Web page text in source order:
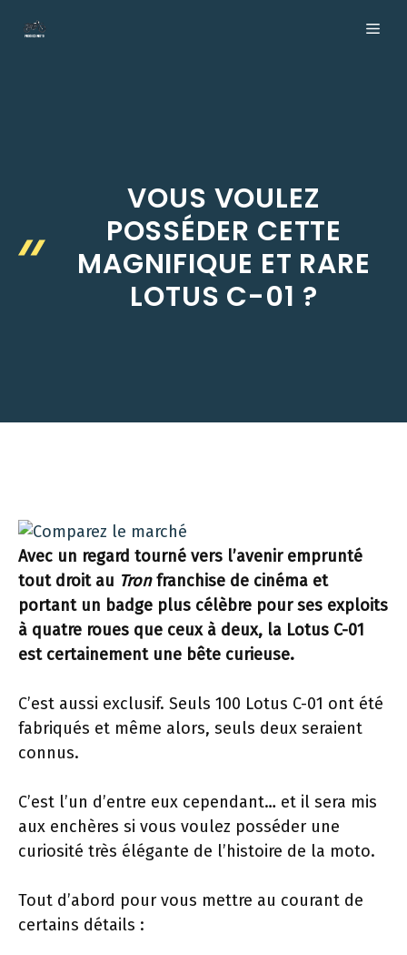
VOUS VOULEZ
POSSÉDER CETTE
MAGNIFIQUE ET RARE
LOTUS C-01 ?
Avec un regard tourné vers l’avenir emprunté
tout droit au Tronfranchise de cinéma et
portant un badge plus célèbre pour ses exploits
à quatre roues que ceux à deux, la Lotus C-01
est certainement une bête curieuse.
C’est aussi exclusif. Seuls 100 Lotus C-01 ont été
fabriqués et même alors, seuls deux seraient
connus.
C’est l’un d’entre eux cependant… et il sera mis
aux enchères si vous voulez posséder une
curiosité très élégante de l’histoire de la moto.
Tout d’abord pour vous mettre au courant de
certains détails :